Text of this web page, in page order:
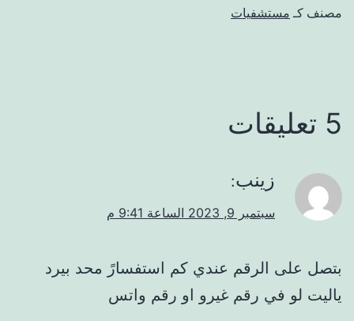
مصنف كـ مستشفيات
5 تعليقات
زينب:
سبتمبر 9, 2023 الساعة 9:41 م
بتصل على الرقم عندي كم استفسارً محد بيرد
ياليت لو في رقم غيرو او رقم واتس